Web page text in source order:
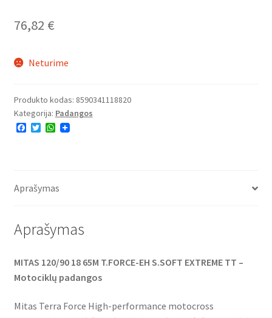
76,82 €
Neturime
Produkto kodas: 8590341118820
Kategorija: Padangos
F
o
T
r
W
p
Aprašymas
Aprašymas
MITAS 120/90 18 65M T.FORCE-EH S.SOFT EXTREME TT –
Motociklų padangos
Mitas Terra Force High-performance motocross